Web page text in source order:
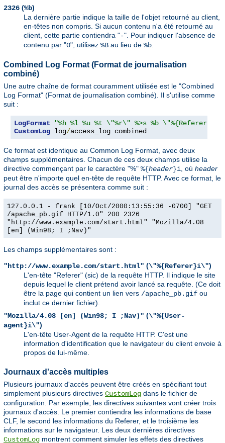
2326 (%b)
La dernière partie indique la taille de l'objet retourné au client,
en-têtes non compris. Si aucun contenu n'a été retourné au
client, cette partie contiendra "-". Pour indiquer l'absence de
contenu par "0", utilisez %B au lieu de %b
Combined Log Format (Format de journalisation
combiné)
Une autre chaîne de format couramment utilisée est le "Combined
Log Format" (Format de journalisation combiné). Il s'utilise comme
suit :
LogFormat
"%h %l %u %t \"%r\" %>s %b
CustomLog log/access_log combined
Ce format est identique au Common Log Format, avec deux
champs supplémentaires. Chacun de ces deux champs utilise la
directive commençant par le caractère "%" %{header}i, où header
peut être n'importe quel en-tête de requête HTTP. Avec ce format, le
journal des accès se présentera comme suit :
127.0.0.1 - frank [10/Oct/2000:13:55:36 -0700] "GET
/apache_pb.gif HTTP/1.0" 200 2326
"http://www.example.com/start.html" "Mozilla/4.08
[en] (Win98; I ;Nav)"
Les champs supplémentaires sont :
"http://www.example.com/start.html" (\"%{Referer}i\")
L'en-tête "Referer" (sic) de la requête HTTP. Il indique le site
depuis lequel le client prétend avoir lancé sa requête. (Ce doit
être la page qui contient un lien vers /apache_pb.gif ou
inclut ce dernier fichier).
"Mozilla/4.08 [en] (Win98; I ;Nav)" (\"%{User-
agent}i\")
L'en-tête User-Agent de la requête HTTP. C'est une
information d'identification que le navigateur du client envoie à
propos de lui-même.
Journaux d'accès multiples
Plusieurs journaux d'accès peuvent être créés en spécifiant tout
simplement plusieurs directives CustomLog dans le fichier de
configuration. Par exemple, les directives suivantes vont créer trois
journaux d'accès. Le premier contiendra les informations de base
CLF, le second les informations du Referer, et le troisième les
informations sur le navigateur. Les deux dernières directives
CustomLog montrent comment simuler les effets des directives